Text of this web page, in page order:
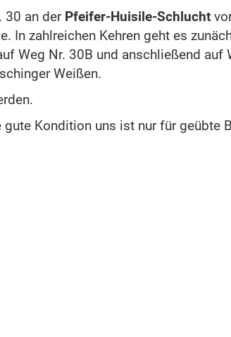
30 an der Pfeifer-Huisile-Schlucht
In zahlreichen Kehren geht es
Weg Nr. 30B und anschließend auf
Weißen.
Kondition uns ist nur für geübte